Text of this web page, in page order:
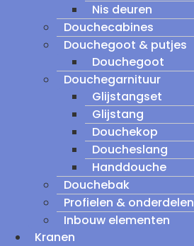
Nis deuren
Douchecabines
Douchegoot & putjes
Douchegoot
Douchegarnituur
Glijstangset
Glijstang
Douchekop
Doucheslang
Handdouche
Douchebak
Profielen & onderdelen
Inbouw elementen
Kranen